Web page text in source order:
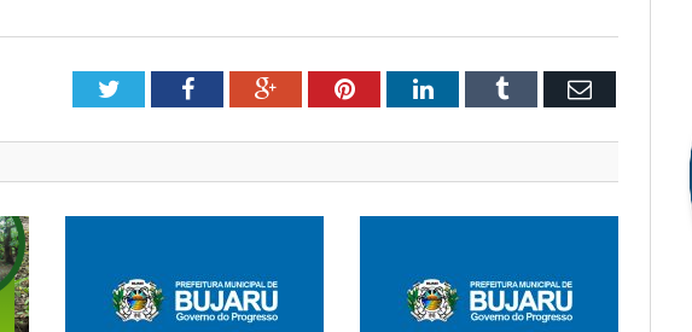
TwitterFacebookGoogle+PinterestLinkedInTumblr Email